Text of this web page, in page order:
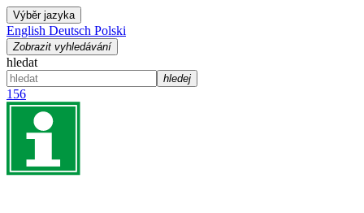
Výběr jazyka
English Deutsch Polski
Zobrazit vyhledávání
hledat
hledej
156